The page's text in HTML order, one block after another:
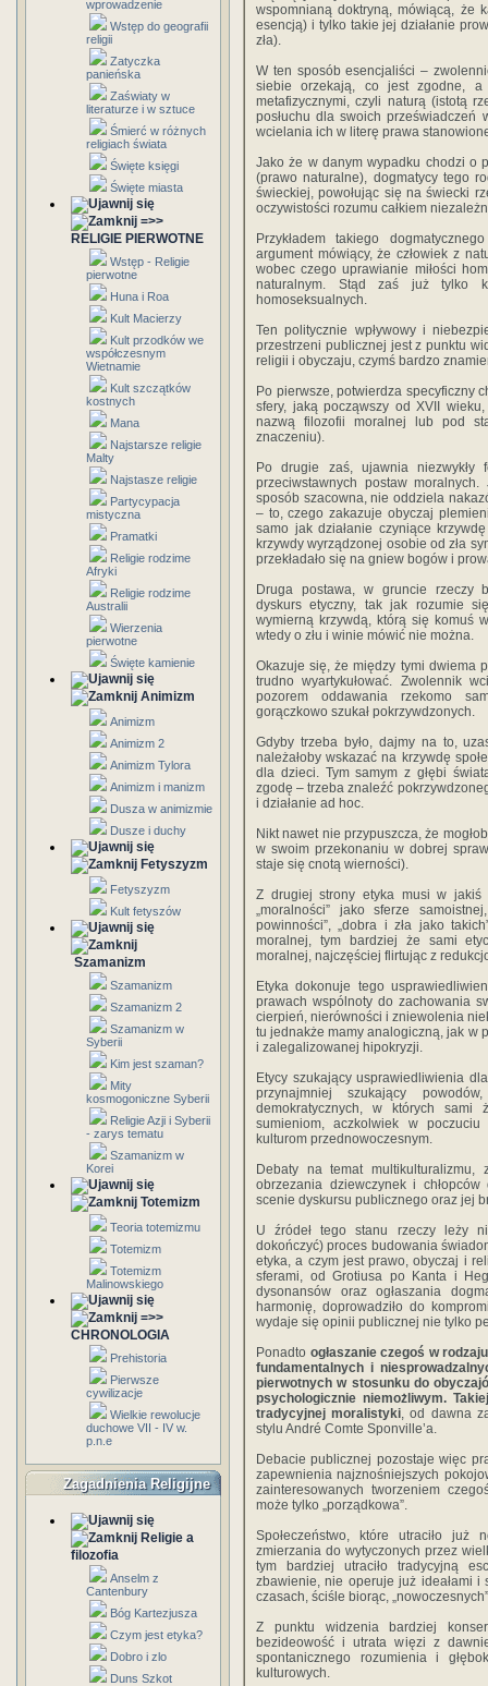
wprowadzenie
Wstęp do geografii
religii
Zatyczka
panieńska
Zaświaty w
literaturze i w sztuce
Śmierć w różnych
religiach świata
Święte księgi
Święte miasta
=>>
RELIGIE PIERWOTNE
Wstęp - Religie
pierwotne
Huna i Roa
Kult Macierzy
Kult przodków we
współczesnym
Wietnamie
Kult szczątków
kostnych
Mana
Najstarsze religie
Malty
Najstasze religie
Partycypacja
mistyczna
Pramatki
Religie rodzime
Afryki
Religie rodzime
Australii
Wierzenia
pierwotne
Święte kamienie
Animizm
Animizm
Animizm 2
Animizm Tylora
Animizm i manizm
Dusza w animizmie
Dusze i duchy
Fetyszyzm
Fetyszyzm
Kult fetyszów
Szamanizm
Szamanizm
Szamanizm 2
Szamanizm w
Syberii
Kim jest szaman?
Mity
kosmogoniczne Syberii
Religie Azji i Syberii
- zarys tematu
Szamanizm w
Korei
Totemizm
Teoria totemizmu
Totemizm
Totemizm
Malinowskiego
=>>
CHRONOLOGIA
Prehistoria
Pierwsze
cywilizacje
Wielkie rewolucje
duchowe VII - IV w.
p.n.e
Zagadnienia Religijne
Religie a
filozofia
Anselm z
Cantenbury
Bóg Kartezjusza
Czym jest etyka?
Dobro i zlo
Duns Szkot
wspomnianą doktryną, mówiącą, że
esencją) i tylko takie jej działanie
zła).
W ten sposób esencjaliści –
siebie orzekają, co jest zgodne,
metafizycznymi, czyli naturą (istotą
posłuchu dla swoich
wcielania ich w literę prawa
Jako że w danym wypadku chodzi o
(prawo naturalne), dogmatycy tego
świeckiej, powołując się na świecki
oczywistości rozumu całkiem
Przykładem takiego
argument mówiący, że człowiek z
wobec czego uprawianie miłości
naturalnym. Stąd zaś już tylko
homoseksualnych.
Ten politycznie wpływowy i
przestrzeni publicznej jest z punktu
religii i obyczaju, czymś bardzo
Po pierwsze, potwierdza specyficzny
sfery, jaką począwszy od XVII
nazwą filozofii moralnej lub pod
znaczeniu).
Po drugie zaś, ujawnia niezwykły
przeciwstawnych postaw
sposób szacowna, nie oddziela
– to, czego zakazuje obyczaj
samo jak działanie czyniące
krzywdy wyrządzonej osobie od zła
przekładało się na gniew bogów i
Druga postawa, w gruncie rzeczy
dyskurs etyczny, tak jak rozumie
wymierną krzywdą, którą się komuś
wtedy o złu i winie mówić nie można.
Okazuje się, że między tymi dwiema
trudno wyartykułować. Zwolennik
pozorem oddawania rzekomo
gorączkowo szukał pokrzywdzonych.
Gdyby trzeba było, dajmy na to,
należałoby wskazać na krzywdę
dla dzieci. Tym samym z głębi
zgodę – trzeba znaleźć
i działanie ad hoc.
Nikt nawet nie przypuszcza, że
w swoim przekonaniu w dobrej
staje się cnotą wierności).
Z drugiej strony etyka musi w
„moralności” jako sferze
powinności”, „dobra i zła jako
moralnej, tym bardziej że sami
moralnej, najczęściej flirtując z
Etyka dokonuje tego
prawach wspólnoty do zachowania
cierpień, nierówności i zniewolenia
tu jednakże mamy analogiczną, jak w
i zalegalizowanej hipokryzji.
Etycy szukający usprawiedliwienia
przynajmniej szukający
demokratycznych, w których
sumieniom, aczkolwiek w
kulturom przednowoczesnym.
Debaty na temat multikulturalizmu,
obrzezania dziewczynek i
scenie dyskursu publicznego oraz jej
U źródeł tego stanu rzeczy leży
dokończyć) proces budowania
etyka, a czym jest prawo, obyczaj i
sferami, od Grotiusa po Kanta i
dysonansów oraz ogłaszania
harmonię, doprowadziło do
wydaje się opinii publicznej nie tylko
Ponadto ogłaszanie czegoś w
fundamentalnych i
pierwotnych w stosunku do
psychologicznie niemożliwym.
tradycyjnej moralistyki, od dawna
stylu André Comte Sponville’a.
Debacie publicznej pozostaje więc
zapewnienia najznośniejszych
zainteresowanych tworzeniem
może tylko „porządkowa”.
Społeczeństwo, które utraciło
zmierzania do wytyczonych przez
tym bardziej utraciło tradycyjną
zbawienie, nie operuje już ideałami i
czasach, ściśle biorąc,
Z punktu widzenia bardziej
bezideowość i utrata więzi z
spontanicznego rozumienia i
kulturowych.